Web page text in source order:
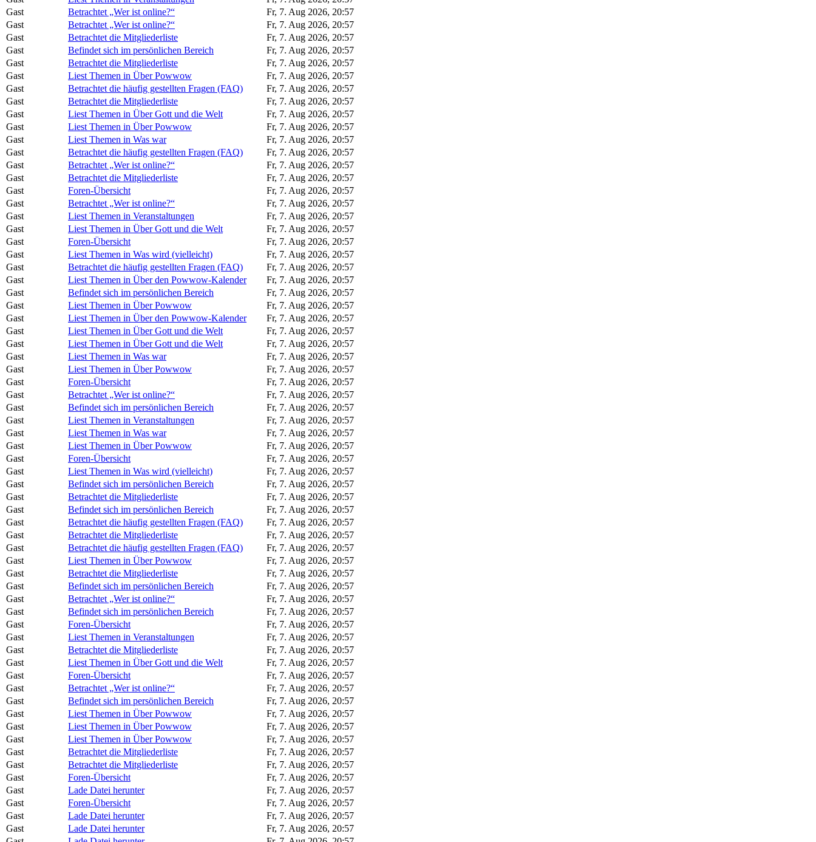
Gast
Betrachtet „Wer ist online?“
Fr, 7. Aug 2026, 20:57
Gast
Betrachtet „Wer ist online?“
Fr, 7. Aug 2026, 20:57
Gast
Betrachtet die Mitgliederliste
Fr, 7. Aug 2026, 20:57
Gast
Befindet sich im persönlichen Bereich
Fr, 7. Aug 2026, 20:57
Gast
Betrachtet die Mitgliederliste
Fr, 7. Aug 2026, 20:57
Gast
Liest Themen in Über Powwow
Fr, 7. Aug 2026, 20:57
Gast
Betrachtet die häufig gestellten Fragen (FAQ)
Fr, 7. Aug 2026, 20:57
Gast
Betrachtet die Mitgliederliste
Fr, 7. Aug 2026, 20:57
Gast
Liest Themen in Über Gott und die Welt
Fr, 7. Aug 2026, 20:57
Gast
Liest Themen in Über Powwow
Fr, 7. Aug 2026, 20:57
Gast
Liest Themen in Was war
Fr, 7. Aug 2026, 20:57
Gast
Betrachtet die häufig gestellten Fragen (FAQ)
Fr, 7. Aug 2026, 20:57
Gast
Betrachtet „Wer ist online?“
Fr, 7. Aug 2026, 20:57
Gast
Betrachtet die Mitgliederliste
Fr, 7. Aug 2026, 20:57
Gast
Foren-Übersicht
Fr, 7. Aug 2026, 20:57
Gast
Betrachtet „Wer ist online?“
Fr, 7. Aug 2026, 20:57
Gast
Liest Themen in Veranstaltungen
Fr, 7. Aug 2026, 20:57
Gast
Liest Themen in Über Gott und die Welt
Fr, 7. Aug 2026, 20:57
Gast
Foren-Übersicht
Fr, 7. Aug 2026, 20:57
Gast
Liest Themen in Was wird (vielleicht)
Fr, 7. Aug 2026, 20:57
Gast
Betrachtet die häufig gestellten Fragen (FAQ)
Fr, 7. Aug 2026, 20:57
Gast
Liest Themen in Über den Powwow-Kalender
Fr, 7. Aug 2026, 20:57
Gast
Befindet sich im persönlichen Bereich
Fr, 7. Aug 2026, 20:57
Gast
Liest Themen in Über Powwow
Fr, 7. Aug 2026, 20:57
Gast
Liest Themen in Über den Powwow-Kalender
Fr, 7. Aug 2026, 20:57
Gast
Liest Themen in Über Gott und die Welt
Fr, 7. Aug 2026, 20:57
Gast
Liest Themen in Über Gott und die Welt
Fr, 7. Aug 2026, 20:57
Gast
Liest Themen in Was war
Fr, 7. Aug 2026, 20:57
Gast
Liest Themen in Über Powwow
Fr, 7. Aug 2026, 20:57
Gast
Foren-Übersicht
Fr, 7. Aug 2026, 20:57
Gast
Betrachtet „Wer ist online?“
Fr, 7. Aug 2026, 20:57
Gast
Befindet sich im persönlichen Bereich
Fr, 7. Aug 2026, 20:57
Gast
Liest Themen in Veranstaltungen
Fr, 7. Aug 2026, 20:57
Gast
Liest Themen in Was war
Fr, 7. Aug 2026, 20:57
Gast
Liest Themen in Über Powwow
Fr, 7. Aug 2026, 20:57
Gast
Foren-Übersicht
Fr, 7. Aug 2026, 20:57
Gast
Liest Themen in Was wird (vielleicht)
Fr, 7. Aug 2026, 20:57
Gast
Befindet sich im persönlichen Bereich
Fr, 7. Aug 2026, 20:57
Gast
Betrachtet die Mitgliederliste
Fr, 7. Aug 2026, 20:57
Gast
Befindet sich im persönlichen Bereich
Fr, 7. Aug 2026, 20:57
Gast
Betrachtet die häufig gestellten Fragen (FAQ)
Fr, 7. Aug 2026, 20:57
Gast
Betrachtet die Mitgliederliste
Fr, 7. Aug 2026, 20:57
Gast
Betrachtet die häufig gestellten Fragen (FAQ)
Fr, 7. Aug 2026, 20:57
Gast
Liest Themen in Über Powwow
Fr, 7. Aug 2026, 20:57
Gast
Betrachtet die Mitgliederliste
Fr, 7. Aug 2026, 20:57
Gast
Befindet sich im persönlichen Bereich
Fr, 7. Aug 2026, 20:57
Gast
Betrachtet „Wer ist online?“
Fr, 7. Aug 2026, 20:57
Gast
Befindet sich im persönlichen Bereich
Fr, 7. Aug 2026, 20:57
Gast
Foren-Übersicht
Fr, 7. Aug 2026, 20:57
Gast
Liest Themen in Veranstaltungen
Fr, 7. Aug 2026, 20:57
Gast
Betrachtet die Mitgliederliste
Fr, 7. Aug 2026, 20:57
Gast
Liest Themen in Über Gott und die Welt
Fr, 7. Aug 2026, 20:57
Gast
Foren-Übersicht
Fr, 7. Aug 2026, 20:57
Gast
Betrachtet „Wer ist online?“
Fr, 7. Aug 2026, 20:57
Gast
Befindet sich im persönlichen Bereich
Fr, 7. Aug 2026, 20:57
Gast
Liest Themen in Über Powwow
Fr, 7. Aug 2026, 20:57
Gast
Liest Themen in Über Powwow
Fr, 7. Aug 2026, 20:57
Gast
Liest Themen in Über Powwow
Fr, 7. Aug 2026, 20:57
Gast
Betrachtet die Mitgliederliste
Fr, 7. Aug 2026, 20:57
Gast
Betrachtet die Mitgliederliste
Fr, 7. Aug 2026, 20:57
Gast
Foren-Übersicht
Fr, 7. Aug 2026, 20:57
Gast
Lade Datei herunter
Fr, 7. Aug 2026, 20:57
Gast
Foren-Übersicht
Fr, 7. Aug 2026, 20:57
Gast
Lade Datei herunter
Fr, 7. Aug 2026, 20:57
Gast
Lade Datei herunter
Fr, 7. Aug 2026, 20:57